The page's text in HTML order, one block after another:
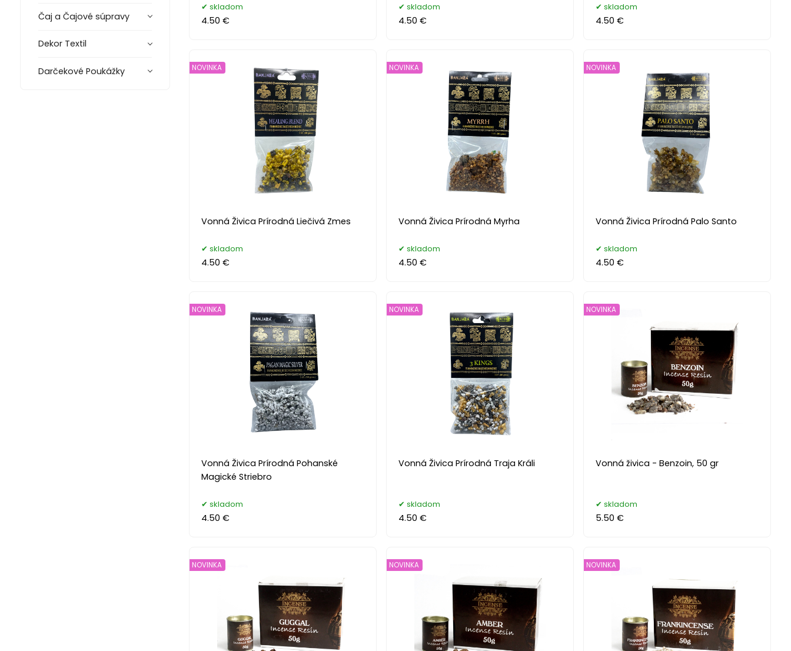
Čaj a Čajové súpravy
Dekor Textil
Darčekové Poukážky
skladom
4.50 €
skladom
4.50 €
skladom
4.50 €
Vonná Živica Prírodná Liečivá Zmes
NOVINKA
skladom
4.50 €
Vonná Živica Prírodná Myrha
NOVINKA
skladom
4.50 €
Vonná Živica Prírodná Palo Santo
NOVINKA
skladom
4.50 €
Vonná Živica Prírodná Pohanské
Magické Striebro
NOVINKA
skladom
4.50 €
Vonná Živica Prírodná Traja Králi
NOVINKA
skladom
4.50 €
Vonná živica - Benzoin, 50 gr
NOVINKA
skladom
5.50 €
NOVINKA NOVINKA NOVINKA